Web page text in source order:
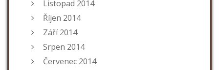
Listopad 2014
Říjen 2014
Září 2014
Srpen 2014
Červenec 2014